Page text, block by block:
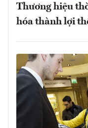
Thương hiệu
hóa thành lợi